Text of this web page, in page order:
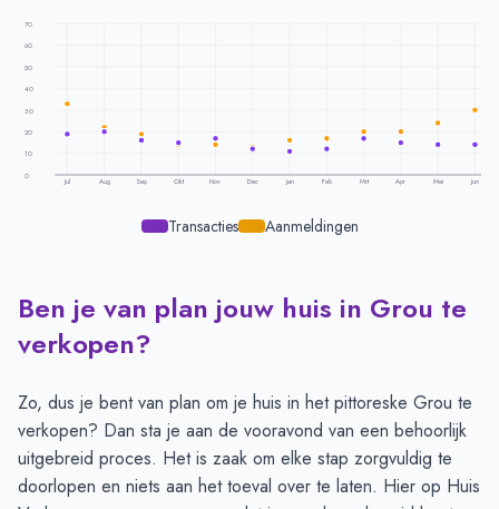
70
60
50
40
30
20
10
0
Jul Aug Sep Okt Nov Dec Jan Feb Mrt Apr Mei Jun
Transacties Aanmeldingen
Transacties en aanmeldingen per maand - Grou
Maand
Transacties
Juli
19
Augustus
September
16
19
Oktober
14
November
Ben je van plan jouw huis in Grou te
verkopen?
Zo, dus je bent van plan om je huis in het pittoreske Grou te
verkopen? Dan sta je aan de vooravond van een behoorlijk
uitgebreid proces. Het is zaak om elke stap zorgvuldig te
doorlopen en niets aan het toeval over te laten. Hier op Huis